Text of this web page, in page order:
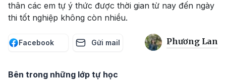
thân các em tự ý thức được thời gian từ nay đến ngày
thi tốt nghiệp không còn nhiều.
Facebook Gửi mail Phương Lan
Bên trong những lớp tự học